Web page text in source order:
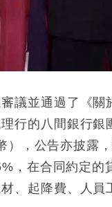
議並通過了《
行的八間銀行
，公告亦披露
，在合同約定
、起降費、人員